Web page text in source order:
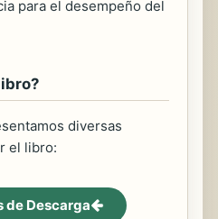
para el desempeño del
diversas
el libro:
de Descarga